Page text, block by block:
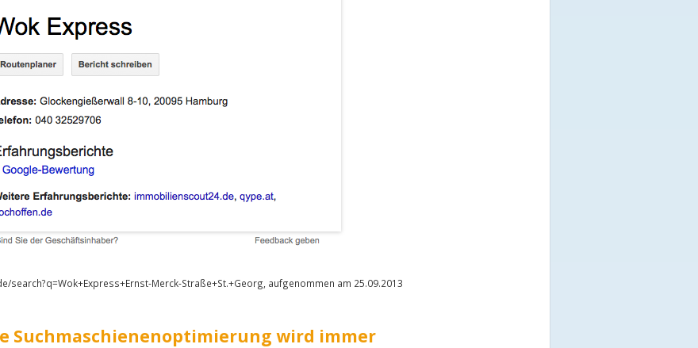
search?q=Wok+Express+Ernst-Merck-Straße+St.+Georg, aufgenommen am 25.09.2013
Suchmaschienenoptimierung wird immer